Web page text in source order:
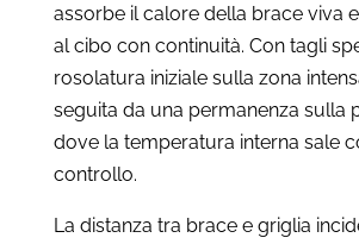
assorbe il calore della brace viva
al cibo con continuità. Con tagli
rosolatura iniziale sulla zona
seguita da una permanenza sulla
dove la temperatura interna sale
controllo.
La distanza tra brace e griglia